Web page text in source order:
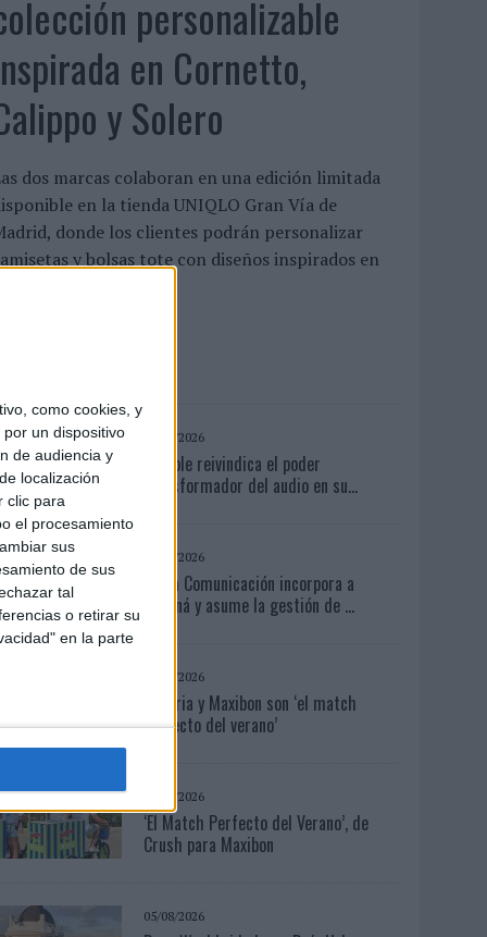
como cookies, y
un dispositivo
de audiencia y
localización
clic para
el procesamiento
sus
de sus
tal
o retirar su
en la parte
personalizable
en Cornetto,
y Solero
dos marcas colaboran en una edición limitada
en la tienda UNIQLO Gran Vía de
donde los clientes podrán personalizar
y bolsas tote con diseños inspirados en
04/08/2026
Audible reivindica el poder
transformador del audio en su...
05/08/2026
Fabra Comunicación incorpora a
Casoná y asume la gestión de ...
04/08/2026
Babaria y Maxibon son ‘el match
perfecto del verano’
04/08/2026
‘El Match Perfecto del Verano’, de
Crush para Maxibon
05/08/2026